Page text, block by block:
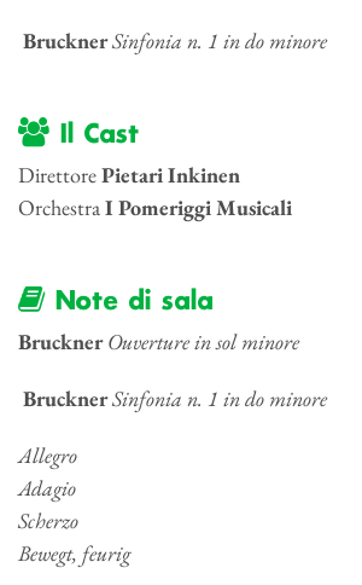
BrucknerSinfonia n. 1 in do minore
Il Cast
DirettorePietari Inkinen
OrchestraI Pomeriggi Musicali
Note di sala
BrucknerOuverture in sol minore
BrucknerSinfonia n. 1 in do minore
Allegro
Adagio
Scherzo
Bewegt, feurig